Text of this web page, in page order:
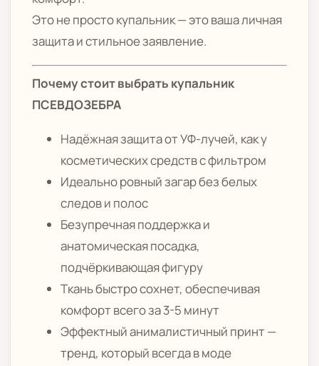
Это не просто купальник — это ваша личная
защита и стильное заявление.
Почему стоит выбрать купальник
ПСЕВДОЗЕБРА
Надёжная защита от УФ-лучей, как у
косметических средств с фильтром
Идеально ровный загар без белых
следов и полос
Безупречная поддержка и
анатомическая посадка,
подчёркивающая фигуру
Ткань быстро сохнет, обеспечивая
комфорт всего за 3-5 минут
Эффектный анималистичный принт —
тренд, который всегда в моде